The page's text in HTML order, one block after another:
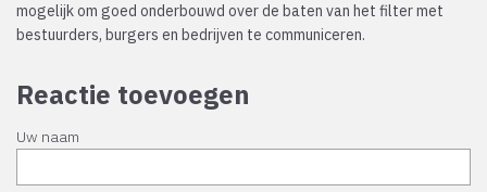
mogelijk om goed onderbouwd over de baten van het filter met
bestuurders, burgers en bedrijven te communiceren.
Reactie toevoegen
Uw naam